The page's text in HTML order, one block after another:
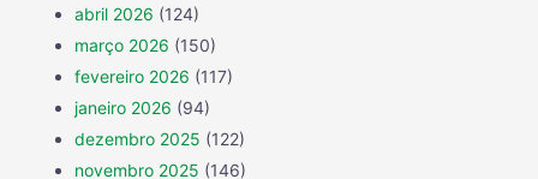
abril 2026 (124)
março 2026 (150)
fevereiro 2026 (117)
janeiro 2026 (94)
dezembro 2025 (122)
novembro 2025 (146)